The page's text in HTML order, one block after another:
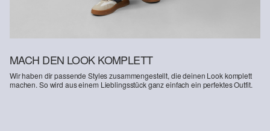
MACH DEN LOOK KOMPLETT
Wir haben dir passende Styles zusammengestellt, die deinen Look komplett
machen. So wird aus einem Lieblingsstück ganz einfach ein perfektes Outfit.